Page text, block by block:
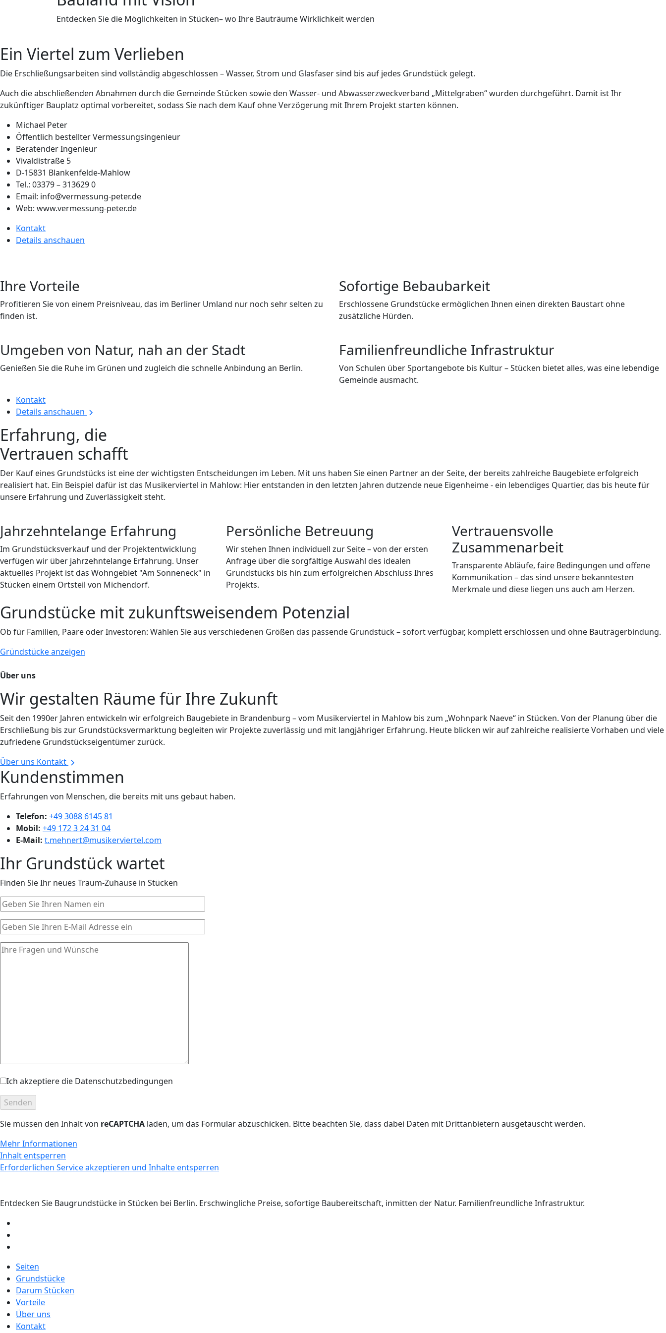
Entdecken Sie die Möglichkeiten in Stücken– wo Ihre Bauträume Wirklichkeit werden
Ein Viertel zum Verlieben
Die Erschließungsarbeiten sind vollständig abgeschlossen – Wasser, Strom und Glasfaser sind bis auf jedes Grundstück gelegt.
Auch die abschließenden Abnahmen durch die Gemeinde Stücken sowie den Wasser- und Abwasserzweckverband „Mittelgraben“ wurden durchgeführt. Damit ist Ihr
zukünftiger Bauplatz optimal vorbereitet, sodass Sie nach dem Kauf ohne Verzögerung mit Ihrem Projekt starten können.
Michael Peter
Öffentlich bestellter Vermessungsingenieur
Beratender Ingenieur
Vivaldistraße 5
D-15831 Blankenfelde-Mahlow
Tel.: 03379 – 313629 0
Email: info@vermessung-peter.de
Web: www.vermessung-peter.de
Kontakt
Details anschauen
Ihre Vorteile
Profitieren Sie von einem Preisniveau, das im Berliner Umland nur noch sehr selten zu
finden ist.
Sofortige Bebaubarkeit
Erschlossene Grundstücke ermöglichen Ihnen einen direkten Baustart ohne
zusätzliche Hürden.
Umgeben von Natur, nah an der Stadt
Genießen Sie die Ruhe im Grünen und zugleich die schnelle Anbindung an Berlin.
Familienfreundliche Infrastruktur
Von Schulen über Sportangebote bis Kultur – Stücken bietet alles, was eine lebendige
Gemeinde ausmacht.
Kontakt
Details anschauen
Erfahrung, die
Vertrauen schafft
Der Kauf eines Grundstücks ist eine der wichtigsten Entscheidungen im Leben. Mit uns haben Sie einen Partner an der Seite, der bereits zahlreiche Baugebiete erfolgreich
realisiert hat. Ein Beispiel dafür ist das Musikerviertel in Mahlow: Hier entstanden in den letzten Jahren dutzende neue Eigenheime - ein lebendiges Quartier, das bis heute für
unsere Erfahrung und Zuverlässigkeit steht.
Jahrzehntelange Erfahrung
Im Grundstücksverkauf und der Projektentwicklung
verfügen wir über jahrzehntelange Erfahrung. Unser
aktuelles Projekt ist das Wohngebiet "Am Sonneneck" in
Stücken einem Ortsteil von Michendorf.
Persönliche Betreuung
Wir stehen Ihnen individuell zur Seite – von der ersten
Anfrage über die sorgfältige Auswahl des idealen
Grundstücks bis hin zum erfolgreichen Abschluss Ihres
Projekts.
Vertrauensvolle
Zusammenarbeit
Transparente Abläufe, faire Bedingungen und offene
Kommunikation – das sind unsere bekanntesten
Merkmale und diese liegen uns auch am Herzen.
Grundstücke mit zukunftsweisendem Potenzial
Ob für Familien, Paare oder Investoren: Wählen Sie aus verschiedenen Größen das passende Grundstück – sofort verfügbar, komplett erschlossen und ohne Bauträgerbindung.
Gründstücke anzeigen
Über uns
Wir gestalten Räume für Ihre Zukunft
Seit den 1990er Jahren entwickeln wir erfolgreich Baugebiete in Brandenburg – vom Musikerviertel in Mahlow bis zum „Wohnpark Naeve“ in Stücken. Von der Planung über die
Erschließung bis zur Grundstücksvermarktung begleiten wir Projekte zuverlässig und mit langjähriger Erfahrung. Heute blicken wir auf zahlreiche realisierte Vorhaben und viele
zufriedene Grundstückseigentümer zurück.
Über uns Kontakt
Kundenstimmen
Erfahrungen von Menschen, die bereits mit uns gebaut haben.
Telefon: +49 3088 6145 81
Mobil: +49 172 3 24 31 04
E-Mail: t.mehnert@musikerviertel.com
Ihr Grundstück wartet
Finden Sie Ihr neues Traum-Zuhause in Stücken
Ich akzeptiere die Datenschutzbedingungen
Sie müssen den Inhalt von reCAPTCHA laden, um das Formular abzuschicken. Bitte beachten Sie, dass dabei Daten mit Drittanbietern ausgetauscht werden.
Mehr Informationen
Inhalt entsperren
Erforderlichen Service akzeptieren und Inhalte entsperren
Entdecken Sie Baugrundstücke in Stücken bei Berlin. Erschwingliche Preise, sofortige Baubereitschaft, inmitten der Natur. Familienfreundliche Infrastruktur.
Seiten
Grundstücke
Darum Stücken
Vorteile
Über uns
Kontakt